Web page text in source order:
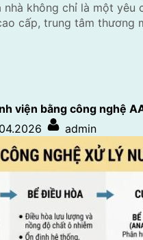
không chỉ là một
cấp, trung tâm thương
viện bằng công nghệ
By
admin